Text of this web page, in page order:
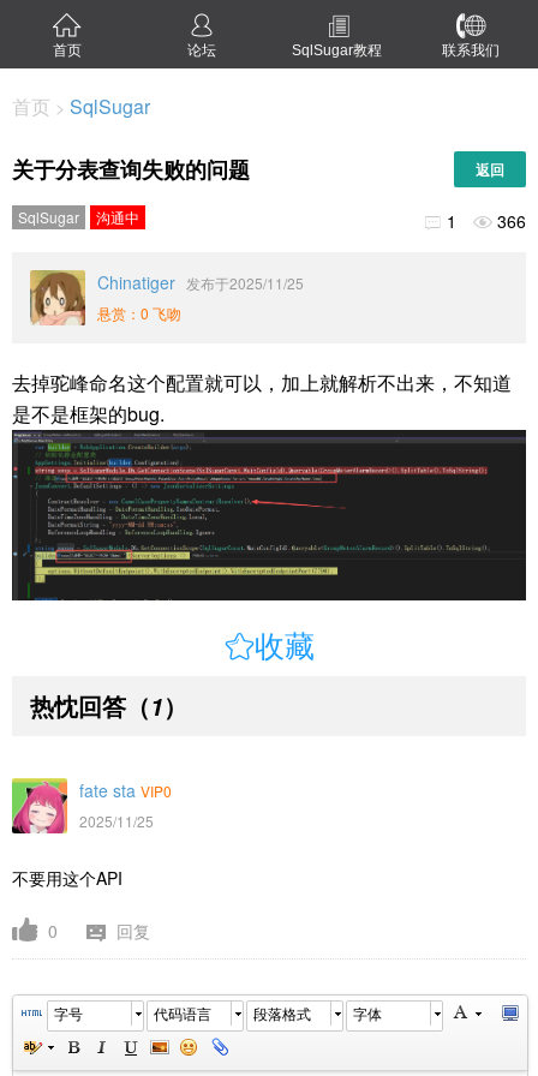
首页 论坛 SqlSugar教程 联系我们
首页 > SqlSugar
关于分表查询失败的问题 返回
SqlSugar 沟通中  1  366
Chinatiger 发布于2025/11/25
悬赏：0 飞吻
去掉驼峰命名这个配置就可以，加上就解析不出来，不知道
是不是框架的bug.
收藏
热忱回答 （1）
fate sta VIP0
2025/11/25
不要用这个API
0 回复
字号 代码语言 段落格式 字体